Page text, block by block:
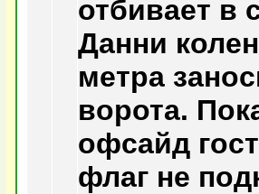
отбивает в
Данни
метра
ворота.
офсайд
флаг не